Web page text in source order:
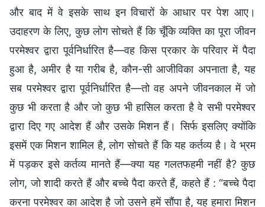
और बाद में वे इसके साथ इन विचारों के आधार पर पेश आए।
उदाहरण के लिए, कुछ लोग सोचते हैं कि चूँकि व्यक्ति का पूरा जीवन
परमेश्वर द्वारा पूर्वनिर्धारित है—वह किस प्रकार के परिवार में पैदा
हुआ है, अमीर है या गरीब है, कौन-सी आजीविका अपनाता है, यह
सब परमेश्वर द्वारा पूर्वनिर्धारित है—तो वह अपने जीवनकाल में जो
कुछ भी करता है और जो कुछ भी हासिल करता है वे सभी परमेश्वर
द्वारा दिए गए आदेश हैं और उसके मिशन हैं। सिर्फ इसलिए क्योंकि
इसमें एक मिशन शामिल है, लोग सोचते हैं कि यह कर्तव्य है। वे भ्रम
में पड़कर इसे कर्तव्य मानते हैं—क्या यह गलतफहमी नहीं है? कुछ
लोग, जो शादी करते हैं और बच्चे पैदा करते हैं, कहते हैं : “बच्चे पैदा
करना परमेश्वर का आदेश है जो उसने हमें सौंपा है, यह हमारा मिशन